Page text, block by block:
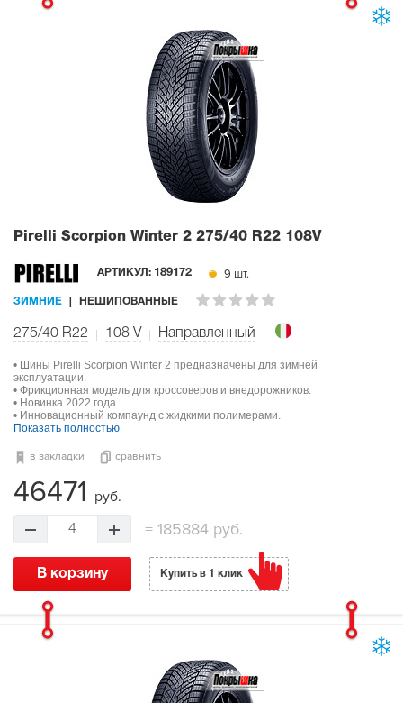
Pirelli Scorpion Winter 2 275/40 R22 108V
АРТИКУЛ: 189172 9 шт.
ЗИМНИЕ НЕШИПОВАННЫЕ
275/40 R22 108 V Направленный
• Шины Pirelli Scorpion Winter 2 предназначены для зимней
эксплуатации.
• Фрикционная модель для кроссоверов и внедорожников.
• Новинка 2022 года.
• Инновационный компаунд с жидкими полимерами.
Показать полностью
в закладки сравнить
46471 руб.
4 = 185884 руб.
В корзину Купить в 1 клик